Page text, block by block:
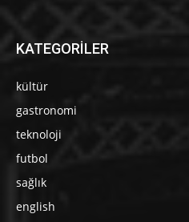
KATEGORİLER
kültür
gastronomi
teknoloji
futbol
sağlık
english